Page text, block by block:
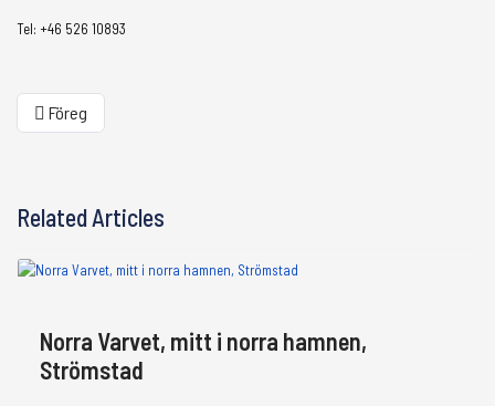
Tel: +46 526 10893
Föregående artikel: Norra Varvet, mitt i norra hamnen, Strömstad
Föreg
Related Articles
Norra Varvet, mitt i norra hamnen,
Strömstad